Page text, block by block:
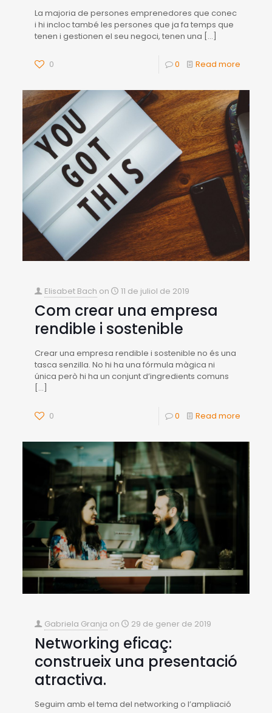
La majoria de persones emprenedores que conec
i hi incloc també les persones que ja fa temps que
tenen i gestionen el seu negoci, tenen una […]
0 0 Read more
Elisabet Bach on 11 de juliol de 2019
Com crear una empresa
rendible i sostenible
Crear una empresa rendible i sostenible no és una
tasca senzilla. No hi ha una fórmula màgica ni
única però hi ha un conjunt d’ingredients comuns
[…]
0 0 Read more
Gabriela Granja on 29 de gener de 2019
Networking eficaç:
construeix una presentació
atractiva.
Seguim amb el tema del networking o l’ampliació